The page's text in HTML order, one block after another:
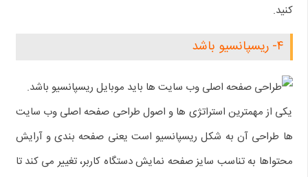
کنید.
۴- ریسپانسیو باشد
یکی از مهمترین استراتژی ها و اصول طراحی صفحه اصلی وب سایت
ها طراحی آن به شکل ریسپانسیو است یعنی صفحه بندی و آرایش
محتواها به تناسب سایز صفحه نمایش دستگاه کاربر، تغییر می کند تا